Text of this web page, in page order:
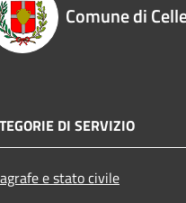
Comune di
DI SERVIZIO
e stato civile